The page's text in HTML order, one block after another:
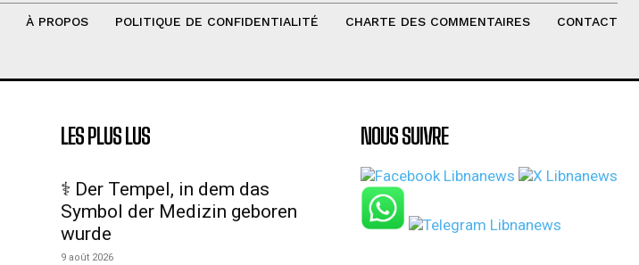
À PROPOS POLITIQUE DE CONFIDENTIALITÉ CHARTE DES COMMENTAIRES CONTACT
LES PLUS LUS
⚕️ Der Tempel, in dem das
Symbol der Medizin geboren
wurde
9 août 2026
NOUS SUIVRE